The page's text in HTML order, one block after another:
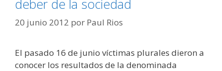
deber de la sociedad
20 junio 2012 por Paul Rios
El pasado 16 de junio víctimas plurales dieron a
conocer los resultados de la denominada